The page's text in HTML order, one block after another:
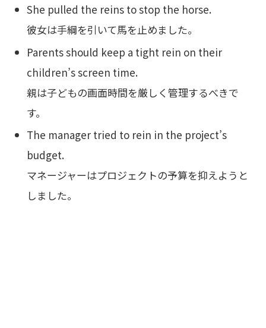
She pulled the reins to stop the horse.
彼女は手綱を引いて馬を止めました。
Parents should keep a tight rein on their
children’s screen time.
親は子どもの画面時間を厳しく管理するべきで
す。
The manager tried to rein in the project’s
budget.
マネージャーはプロジェクトの予算を抑えようと
しました。